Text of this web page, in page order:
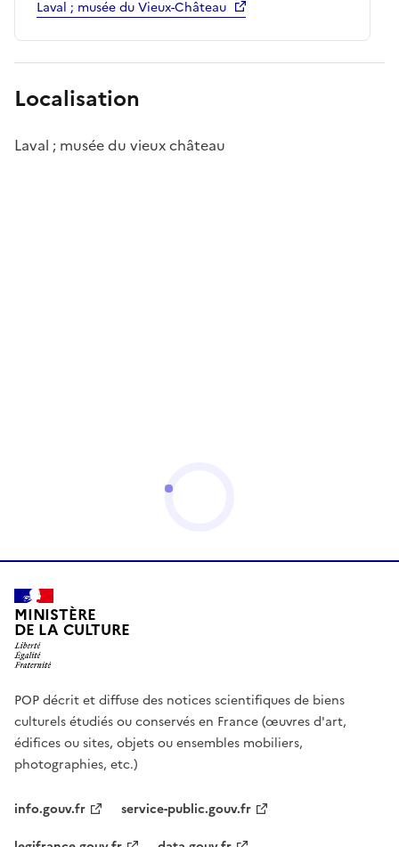
Laval ; musée du Vieux-Château
Localisation
Laval ; musée du vieux château
MINISTÈRE
DE LA CULTURE
POP décrit et diffuse des notices scientifiques de biens
culturels étudiés ou conservés en France (œuvres d'art,
édifices ou sites, objets ou ensembles mobiliers,
photographies, etc.)
info.gouv.fr
service-public.gouv.fr